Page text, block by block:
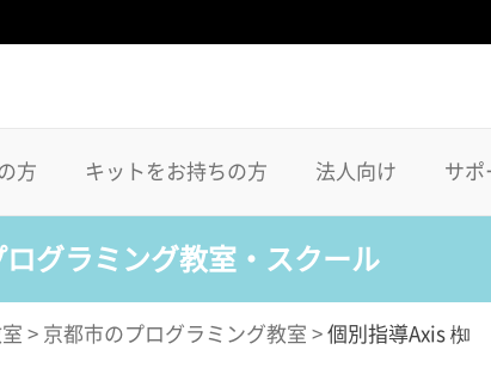
方 キットをお持ちの方 法人向け サポ
グラミング教室・スクール
> 京都市のプログラミング教室 > 個別指導Axis 椥